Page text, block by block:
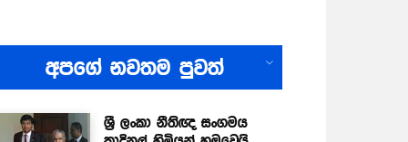
අපගේ නවතම පුවත්
ශ්‍රී ලංකා නීතිඥ සංගමය